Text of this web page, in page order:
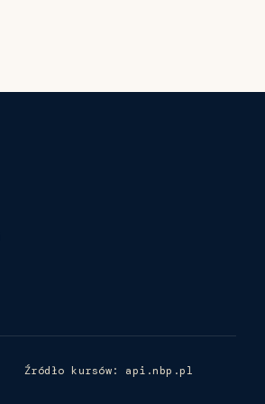
Źródło kursów: api.nbp.pl